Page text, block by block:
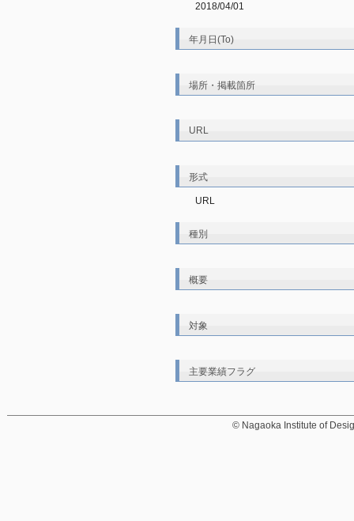
2018/04/01
年月日(To)
場所・掲載箇所
URL
形式
URL
種別
概要
対象
主要業績フラグ